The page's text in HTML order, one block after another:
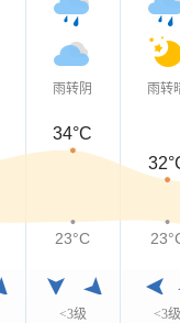
雨转阴
<3级
雨转
<3级
34°C
23°C